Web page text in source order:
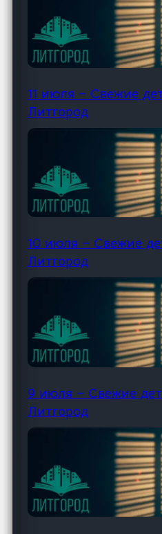
11 июля – Свежие
Литгород
10 июля – Свежие
Литгород
9 июля – Свежие
Литгород